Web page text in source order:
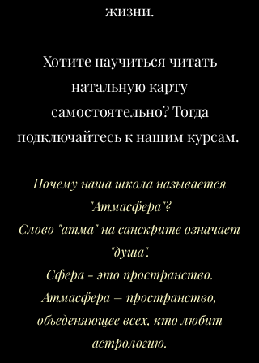
жизни.
Хотите научиться читать
натальную карту
самостоятельно? Тогда
подключайтесь к нашим курсам. ​
Почему наша школа называется
"Атмасфера"?
Слово "атма" на санскрите означает
"душа".
Сфера - это пространство.
Атмасфера – пространство,
обьеденяющее всех, кто любит
астрологию.